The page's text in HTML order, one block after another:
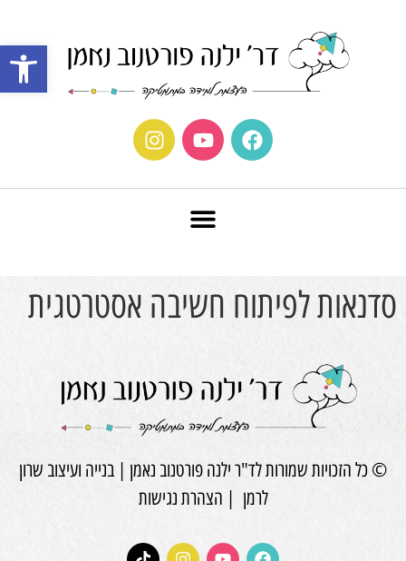
פתח
סדנאות לפיתוח חשיבה אסטרטגית
© כל הזכויות שמורות לד"ר ילנה פורטנוב נאמן | בנייה ועיצוב שרון
לרמן | הצהרת נגישות